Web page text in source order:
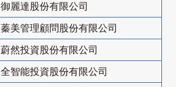
御麗達股份有限公司
蓁美管理顧問股份有限公司
蔚然投資股份有限公司
全智能投資股份有限公司